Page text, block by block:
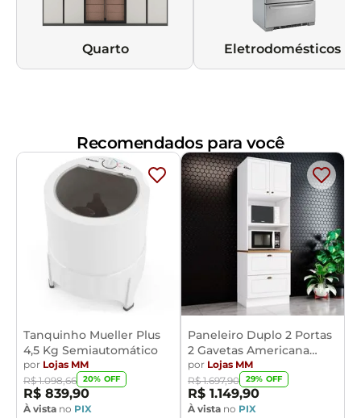
Quarto Eletrodomésticos
Recomendados para você
Tanquinho Mueller Plus
4,5 Kg Semiautomático
por Lojas MM
R$ 1.098,66 20% OFF
R$ 839,90
À vista no PIX
Paneleiro Duplo 2 Portas
2 Gavetas Americana
Henn
por Lojas MM
R$ 1.697,90 29% OFF
R$ 1.149,90
À vista no PIX